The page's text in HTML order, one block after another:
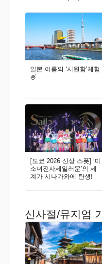
일본 여름의 ‘시원함’체험
🍧
[도쿄 2026 신상 스폿] ‘미
소녀전사세일러문’의 세
계가 시나가와에 탄생!
신사절/뮤지엄